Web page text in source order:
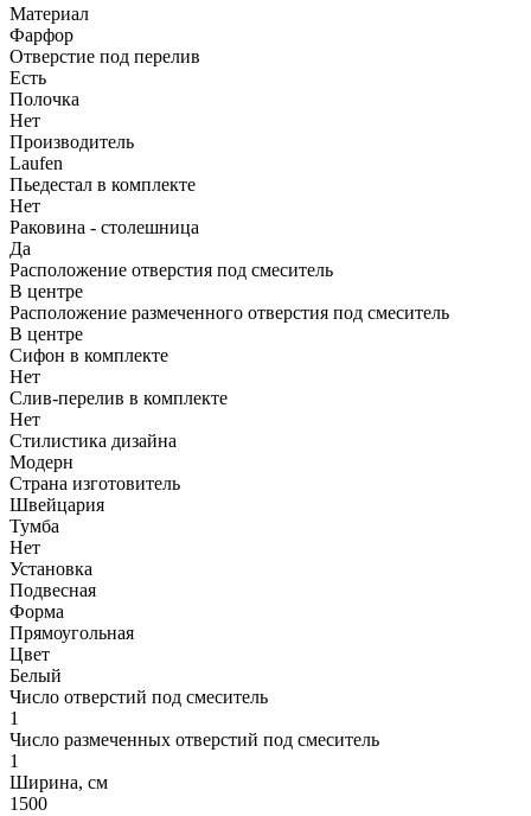
Материал
Фарфор
Отверстие под перелив
Есть
Полочка
Нет
Производитель
Laufen
Пьедестал в комплекте
Нет
Раковина - столешница
Да
Расположение отверстия под смеситель
В центре
Расположение размеченного отверстия под смеситель
В центре
Сифон в комплекте
Нет
Слив-перелив в комплекте
Нет
Стилистика дизайна
Модерн
Страна изготовитель
Швейцария
Тумба
Нет
Установка
Подвесная
Форма
Прямоугольная
Цвет
Белый
Число отверстий под смеситель
1
Число размеченных отверстий под смеситель
1
Ширина, см
1500